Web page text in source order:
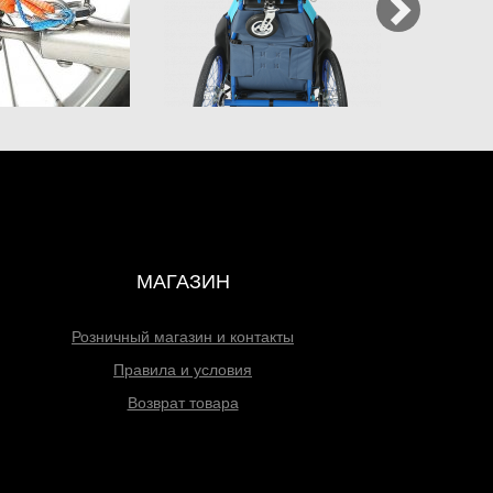
МАГАЗИН
Розничный магазин и контакты
Правила и условия
Возврат товара